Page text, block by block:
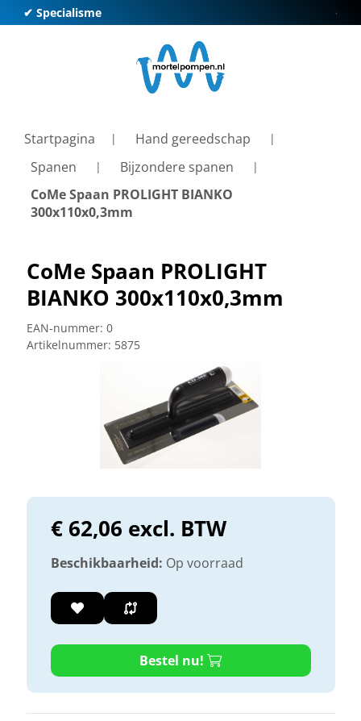
✔ Specialisme ✔
Startpagina
Hand gereedschap
Spanen
Bijzondere spanen
CoMe Spaan PROLIGHT BIANKO
300x110x0,3mm
CoMe Spaan PROLIGHT
BIANKO 300x110x0,3mm
EAN-nummer: 0
Artikelnummer: 5875
€ 62,06 excl. BTW
Beschikbaarheid: Op voorraad
Bestel nu!